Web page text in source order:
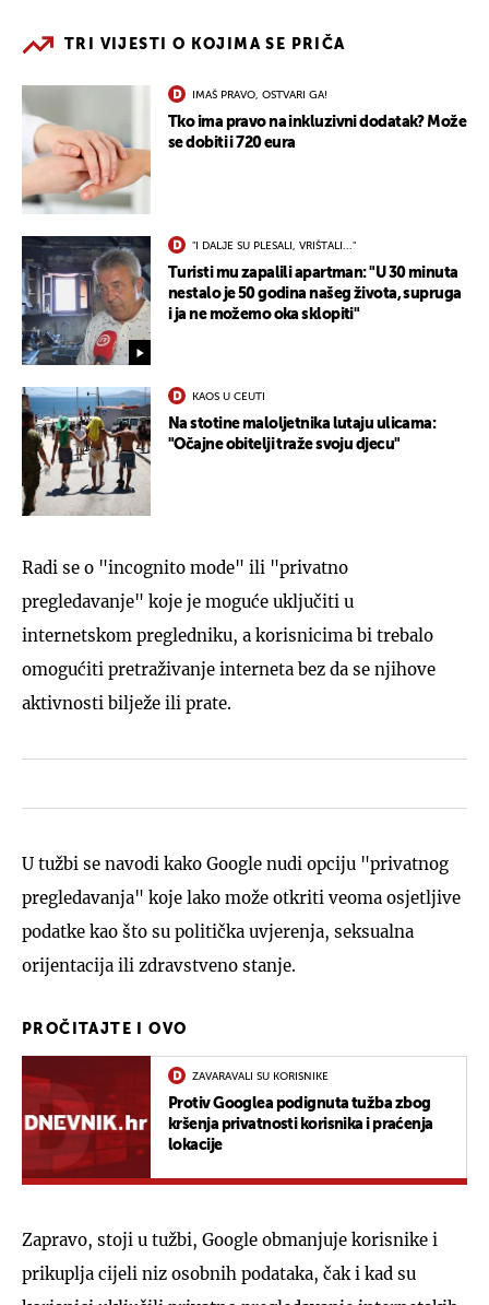
TRI VIJESTI O KOJIMA SE PRIČA
IMAŠ PRAVO, OSTVARI GA!
Tko ima pravo na inkluzivni dodatak? Može
se dobiti i 720 eura
"I DALJE SU PLESALI, VRIŠTALI..."
Turisti mu zapalili apartman: "U 30 minuta
nestalo je 50 godina našeg života, supruga
i ja ne možemo oka sklopiti"
KAOS U CEUTI
Na stotine maloljetnika lutaju ulicama:
"Očajne obitelji traže svoju djecu"
Radi se o "incognito mode" ili "privatno
pregledavanje" koje je moguće uključiti u
internetskom pregledniku, a korisnicima bi trebalo
omogućiti pretraživanje interneta bez da se njihove
aktivnosti bilježe ili prate.
U tužbi se navodi kako Google nudi opciju "privatnog
pregledavanja" koje lako može otkriti veoma osjetljive
podatke kao što su politička uvjerenja, seksualna
orijentacija ili zdravstveno stanje.
PROČITAJTE I OVO
ZAVARAVALI SU KORISNIKE
Protiv Googlea podignuta tužba zbog
kršenja privatnosti korisnika i praćenja
lokacije
Zapravo, stoji u tužbi, Google obmanjuje korisnike i
prikuplja cijeli niz osobnih podataka, čak i kad su